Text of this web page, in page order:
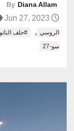
By Diana Allam
الروسي , #حلف الناتو
سو-27